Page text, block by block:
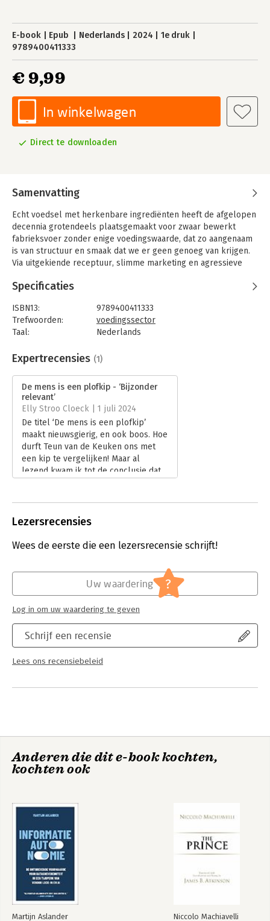
E-book Epub Nederlands 2024
1e druk
9789400411333
€ 9,99
In winkelwagen
Direct te downloaden
Samenvatting
Echt voedsel met herkenbare ingrediënten heeft de afgelopen
decennia grotendeels plaatsgemaakt voor zwaar bewerkt
fabrieksvoer zonder enige voedingswaarde, dat zo aangenaam
is van structuur en smaak dat we er geen genoeg van krijgen.
Via uitgekiende receptuur, slimme marketing en agressieve
ziekte en hoge maatschappelijke kosten tot gevolg. De
gedrag. Maar is dat wel zo?
In 'De mens is een plofkip' legt Teun van de Keuken de
misgaat. Maar hij biedt ook perspectief: met de juiste
maatregelen is er een mooiere, lekkerdere en gezondere
toekomst mogelijk.
Specificaties
ISBN13:
9789400411333
Trefwoorden:
voedingssector
Taal:
Nederlands
Beveiliging:
none
Aantal pagina's:
160
Uitgever:
Thomas Rap
Druk:
1
Verschijningsdatum:
9-4-2024
Hoofdrubriek: Mens en maatschappij
Expertrecensies (1)
De mens is een plofkip - ‘Bijzonder
relevant’
Elly Stroo Cloeck | 1 juli 2024
De titel ‘De mens is een plofkip’
maakt nieuwsgierig, en ook boos. Hoe
durft Teun van de Keuken ons met
een kip te vergelijken! Maar al
lezend kwam ik tot de conclusie dat
verstand van een plofkip. Dit prima
van onszelf neer. En van de
Lezersrecensies
Wees de eerste die een lezersrecensie schrijft!
Schrijf een recensie
Lees ons recensiebeleid
Uw waardering ?
Log in om uw waardering te geven
Anderen die dit e-book kochten,
kochten ook
Martijn Aslander Niccolo Machiavelli